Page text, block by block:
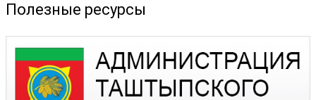
Полезные ресурсы